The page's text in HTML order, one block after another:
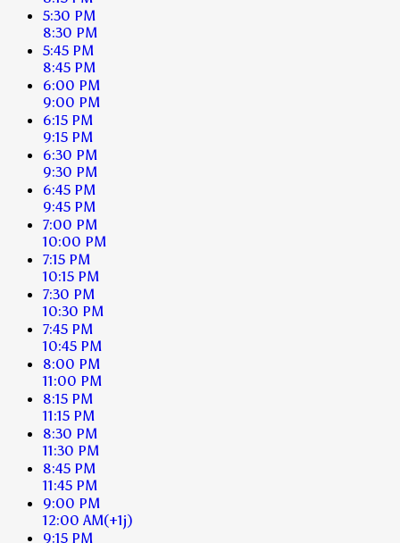
5:30 PM
8:30 PM
5:45 PM
8:45 PM
6:00 PM
9:00 PM
6:15 PM
9:15 PM
6:30 PM
9:30 PM
6:45 PM
9:45 PM
7:00 PM
10:00 PM
7:15 PM
10:15 PM
7:30 PM
10:30 PM
7:45 PM
10:45 PM
8:00 PM
11:00 PM
8:15 PM
11:15 PM
8:30 PM
11:30 PM
8:45 PM
11:45 PM
9:00 PM
12:00 AM(+1j)
9:15 PM